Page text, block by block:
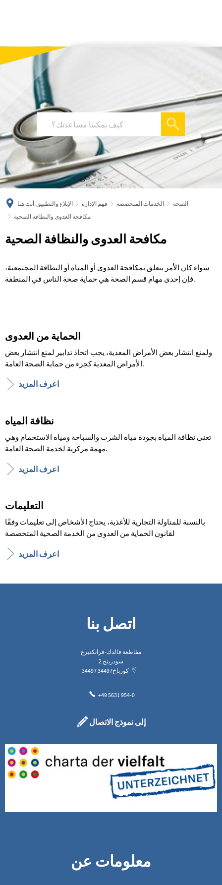
أنت هنا الإبلاغ والتطبيق فهم الإدارة الخدمات المتخصصة
الصحة
مكافحة العدوى والنظافة الصحية
مكافحة
والنظافة
مكافحة العدوى والنظافة الصحية
سواء كان الأمر يتعلق بمكافحة العدوى أو المياه أو النظافة المجتمعية،
فإن إحدى مهام قسم الصحة هي حماية صحة الناس في المنطقة.
الحماية من العدوى
ولمنع انتشار بعض الأمراض المعدية، يجب اتخاذ تدابير لمنع انتشار بعض
الأمراض المعدية كجزء من حماية الصحة العامة.
اعرف المزيد
نظافة المياه
تعنى نظافة المياه بجودة مياه الشرب والسباحة ومياه الاستحمام وهي
مهمة مركزية لخدمة الصحة العامة.
اعرف المزيد
التعليمات
بالنسبة للمناولة التجارية للأغذية، يحتاج الأشخاص إلى تعليمات وفقًا
لقانون الحماية من العدوى من الخدمة الصحية المتخصصة
اعرف المزيد
اتصل بنا
مقاطعة فالدك-فرانكنبرغ
سودرينج 2
34497
كورباخ34497
+49 5631 954-0
إلى نموذج الاتصال
معلومات عن